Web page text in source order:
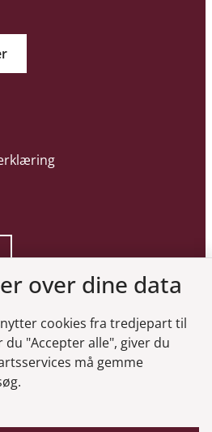
over dine data
cookies fra tredjepart til
"Accepter alle", giver du
må gemme